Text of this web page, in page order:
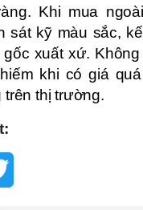
Khi mua
sát kỹ màu sắc,
xuất xứ.
khi có giá
trên thị trường.